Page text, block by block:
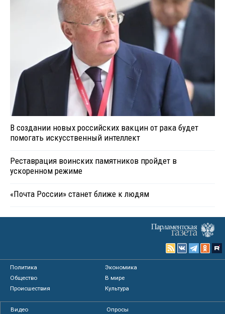
В создании новых российских вакцин от рака будет
помогать искусственный интеллект
Реставрация воинских памятников пройдет в
ускоренном режиме
«Почта России» станет ближе к людям
Политика
Экономика
Общество
В мире
Происшествия
Культура
Видео
Опросы